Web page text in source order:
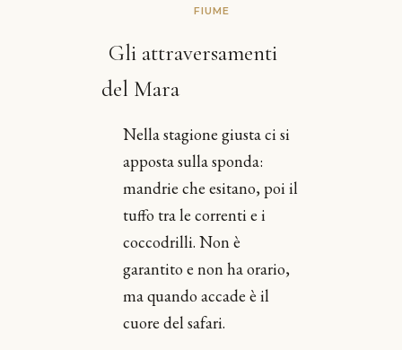
FIUME
Gli attraversamenti
del Mara
Nella stagione giusta ci si
apposta sulla sponda:
mandrie che esitano, poi il
tuffo tra le correnti e i
coccodrilli. Non è
garantito e non ha orario,
ma quando accade è il
cuore del safari.